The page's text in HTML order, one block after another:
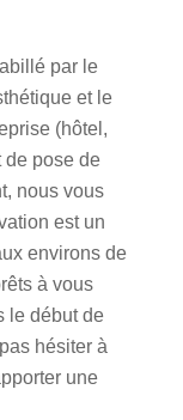
par le
et le
(hôtel,
pose de
nous vous
est un
environs de
à vous
le début de
hésiter à
une